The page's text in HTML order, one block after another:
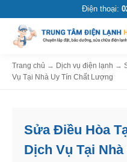
Điện thoại:
Trang chủ → Dịch vụ điện lạnh →
Vụ Tại Nhà Uy Tín Chất Lượng
Sửa Điều Hòa
Dịch Vụ Tại